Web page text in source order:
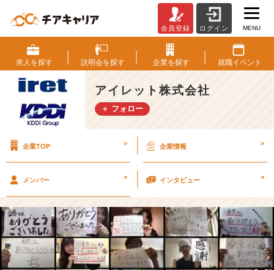
卒
研
修
発
会
【ア
ッ
ト
株
式
会
社
会員登録 ログイン MENU
求人を探す 説明会を探す 企業を探す 就職イベント
アイレット株式会社
＋ フォロー
企業TOP > 企業情報 >
メンバー > インタビュー >